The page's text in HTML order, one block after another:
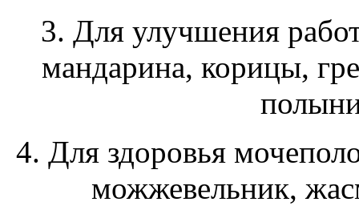
3. Для улучшения
мандарина, корицы,
4. Для здоровья
можжевельник,